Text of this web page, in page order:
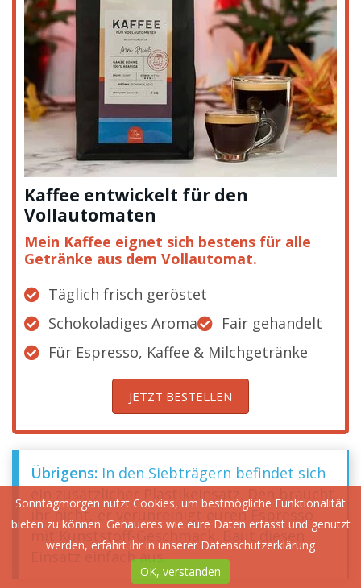
Kaffee entwickelt für den
Vollautomaten
Mein Kaffee eignet sich bestens für alle
Getränke aus dem Vollautomat.
Täglich frisch geröstet
Schokoladiges Aroma
Fair gehandelt
Für Espresso, Kaffee & Milchgetränke
JETZT BESTELLEN
Übrigens: In den Siebträgern befindet sich
ihr nicht, er verunreinigt euren Espresso
Einsatz einfach aus.
Sonntagmorgen nutzt Cookies, um bestmögliche Funktionalität
bieten zu können. Genaueres wie eure Daten erfasst und genutzt
werden, erfahrt ihr in unserer Datenschutzerklärung
OK, verstanden